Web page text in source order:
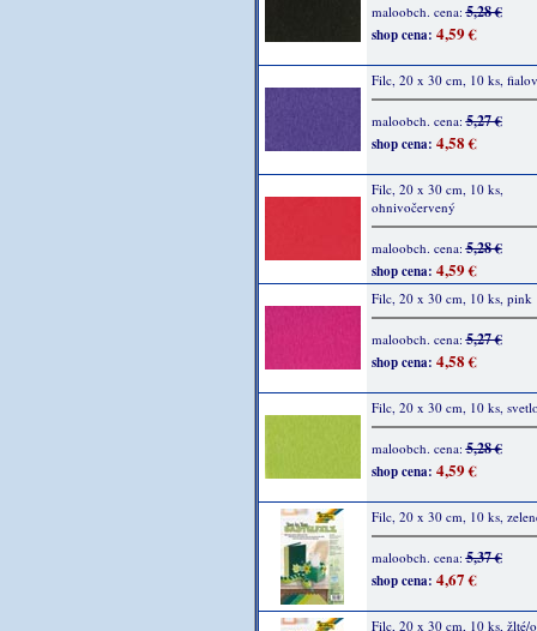
maloobch. cena:5,28 €
shop cena: 4,59 €
Filc, 20 x 30 cm, 10 ks,
maloobch. cena:5,27 €
shop cena: 4,58 €
Filc, 20 x 30 cm, 10 ks,
ohnivočervený
maloobch. cena:5,28 €
shop cena: 4,59 €
Filc, 20 x 30 cm, 10 ks, pink
maloobch. cena:5,27 €
shop cena: 4,58 €
Filc, 20 x 30 cm, 10 ks,
maloobch. cena:5,28 €
shop cena: 4,59 €
Filc, 20 x 30 cm, 10 ks,
maloobch. cena:5,37 €
shop cena: 4,67 €
Filc, 20 x 30 cm, 10 ks, žlté/